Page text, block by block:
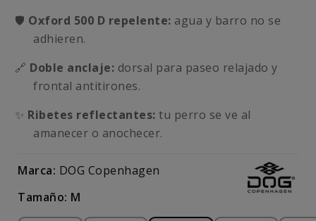
🛡️ Oxford 500 D repelente: agua y barro no se
adhieren.
🔗 Doble anclaje: dorsal para paseo relajado y
frontal antitirones.
✨ Ribetes reflectantes: tu perro se ve al
amanecer o anochecer.
Marca: DOG Copenhagen
Tamaño: M